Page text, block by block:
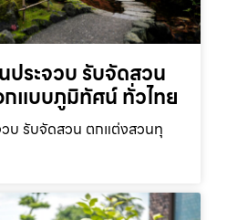
ระจวบ รับจัดสวน
แบบภูมิทัศน์ ทั่วไทย
บ รับจัดสวน ตกแต่งสวนทุ